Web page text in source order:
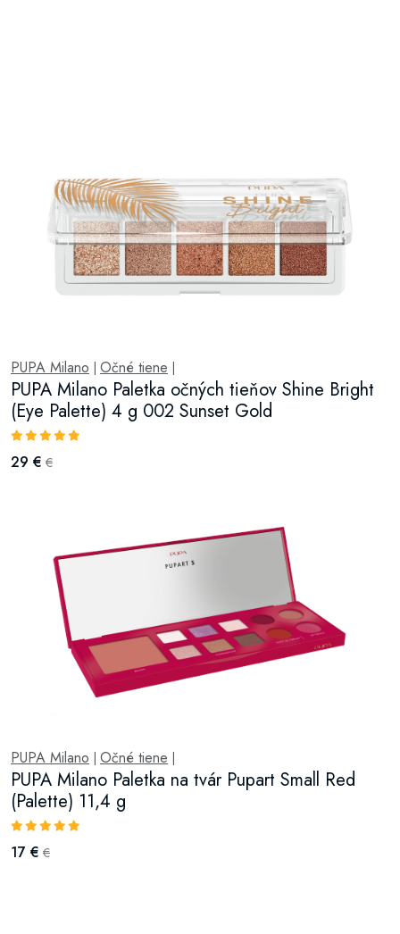
PUPA Milano Očné tiene
PUPA Milano Paletka očných tieňov Shine Bright
(Eye Palette) 4 g 002 Sunset Gold
29 € €
PUPA Milano Očné tiene
PUPA Milano Paletka na tvár Pupart Small Red
(Palette) 11,4 g
17 € €